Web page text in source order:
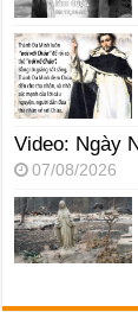
Video: Ngày
07/08/2026